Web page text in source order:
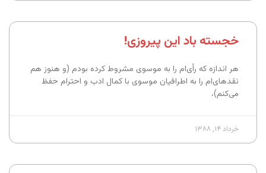
خجسته باد این پیروزی!
هر اندازه که رأی‌ام را به موسوی مشروط کرده بودم (و هنوز هم
نقدهای‌ام را به اطرافیان موسوی با کمال ادب و احترام حفظ
می‌کنم)،
خرداد ۱۴, ۱۳۸۸